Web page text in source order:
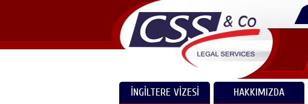
İNGİLTERE VİZESİ HAKKIMIZDA